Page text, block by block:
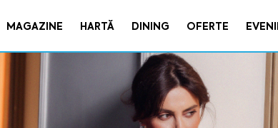
MAGAZINE HARTĂ DINING OFERTE